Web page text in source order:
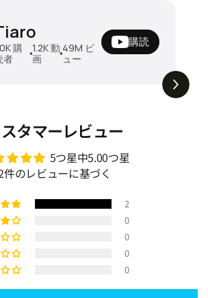
購
者
1.2K動
画
49M ビ
ュー
購読
ベッド 折りたたみソファベッド ダ
製フレーム クッション付き 幅196
ド兼用 2人掛け 来客用 リビング
安定感 北欧風 シンプル 新生活 家
はベッド。毎日ちょうどいい
タマーレビュー
5つ星中5.00つ星
件のレビューに基づく
2
0
0
0
0